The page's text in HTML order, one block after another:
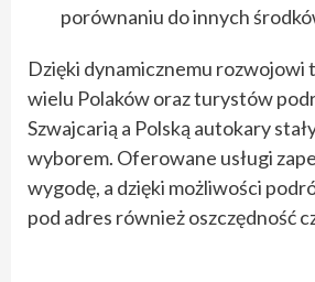
porównaniu do innych
Dzięki dynamicznemu rozwojowi
wielu Polaków oraz turystów
Szwajcarią a Polską autokary
wyborem. Oferowane usługi
wygodę, a dzięki możliwości
pod adres również oszczędność